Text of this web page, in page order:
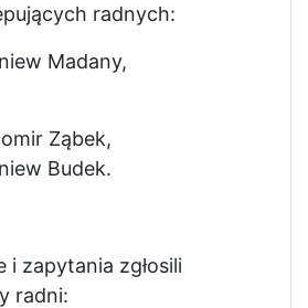
radnych:
Madany,
Ząbek,
Budek.
i zapytania zgłosili
radni: